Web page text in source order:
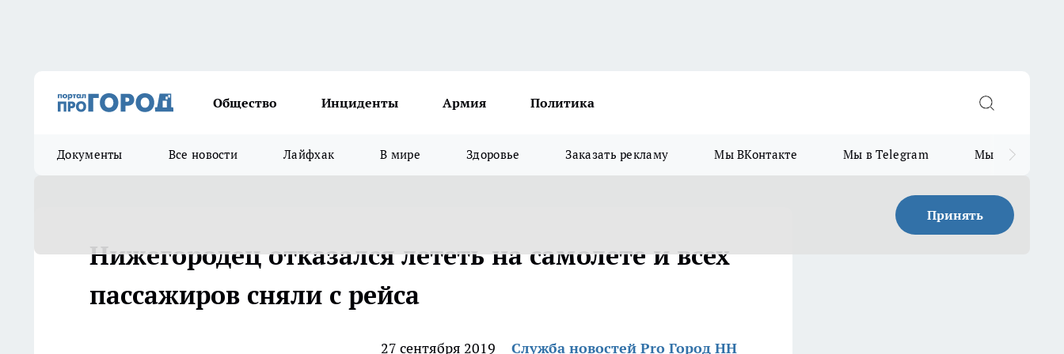
Общество Инциденты Армия Политика
Документы Все новости Лайфхак В мире Здоровье Заказать рекламу Мы ВКонтакте Мы в Telegram Мы в MAX
Принять
Нижегородец отказался лететь на самолете и всех
пассажиров сняли с рейса
27 сентября 2019 Служба новостей Pro Город НН